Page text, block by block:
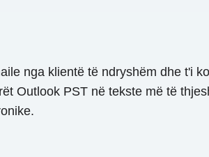
nga klientë të ndryshëm dhe t'i
Outlook PST në tekste më të